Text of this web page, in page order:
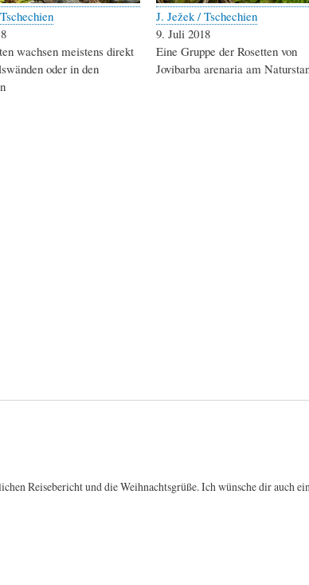
wachsen meistens direkt
oder in den
J. Ježek / Tschechien
9. Juli 2018
Eine Gruppe der Rosetten von
Jovibarba arenaria am
Reisebericht und die Weihnachtsgrüße. Ich wünsche dir auch